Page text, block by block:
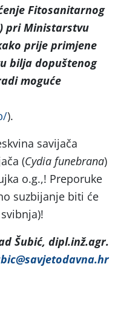
Fitosanitarnog
pri Ministarstvu
prije primjene
bilja dopuštenog
moguće
).
savijača
(Cydia funebrana)
o.g.,! Preporuke
suzbijanje biti će
Šubić, dipl.inž.agr.